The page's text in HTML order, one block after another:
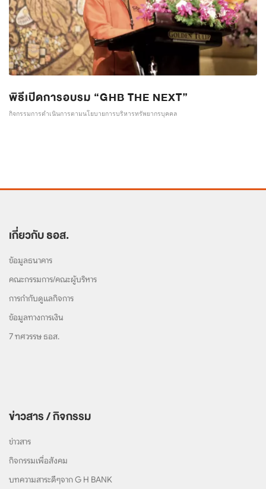
พิธีเปิดการอบรม “GHB THE NEXT”
กิจกรรมการดำเนินการตามนโยบายการบริหารทรัพยากรบุคคล
เกี่ยวกับ ธอส.
ข้อมูลธนาคาร
คณะกรรมการ/คณะผู้บริหาร
การกำกับดูแลกิจการ
ข้อมูลทางการเงิน
7 ทศวรรษ ธอส.
ข่าวสาร / กิจกรรม
ข่าวสาร
กิจกรรมเพื่อสังคม
บทความสาระดีๆจาก G H BANK